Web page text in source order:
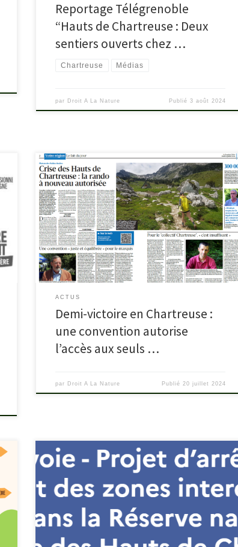
Reportage Télégrenoble
“Hauts de Chartreuse : Deux
sentiers ouverts chez …
Chartreuse Médias
par Droit A La Nature Publié 3 août 2024
Une convention a été signée par le Département, le
Parc de Chartreuse et le propriétaire du terrain, pour
n’autoriser que les sentiers balisés. Cette convention
permet donc un accès officiellement autorisé mais
avec un accès limité aux 2 seuls sentiers balisés ce qui
exclut de nombreux sommets et sentiers plus […]
ACTUS
Demi-victoire en Chartreuse :
une convention autorise
l’accès aux seuls …
par Droit A La Nature Publié 20 juillet 2024
La loi 2019-773 du 24 juillet 2019 portant création de
l’Office français de la biodiversité, modifiant les
missions des fédérations des chasseurs et renforçant la
police de l’environnement a modifié le statut des
RCFS en y introduisant la possibilité d’y chasser le
grand gibier. Cette modification n’étant pas
compatible avec […]